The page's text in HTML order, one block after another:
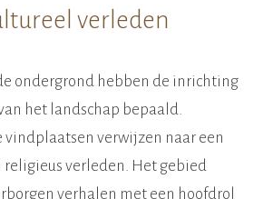
verleden
ondergrond hebben de inrichting
het landschap bepaald.
vindplaatsen verwijzen naar een
religieus verleden. Het gebied
verhalen met een hoofdrol